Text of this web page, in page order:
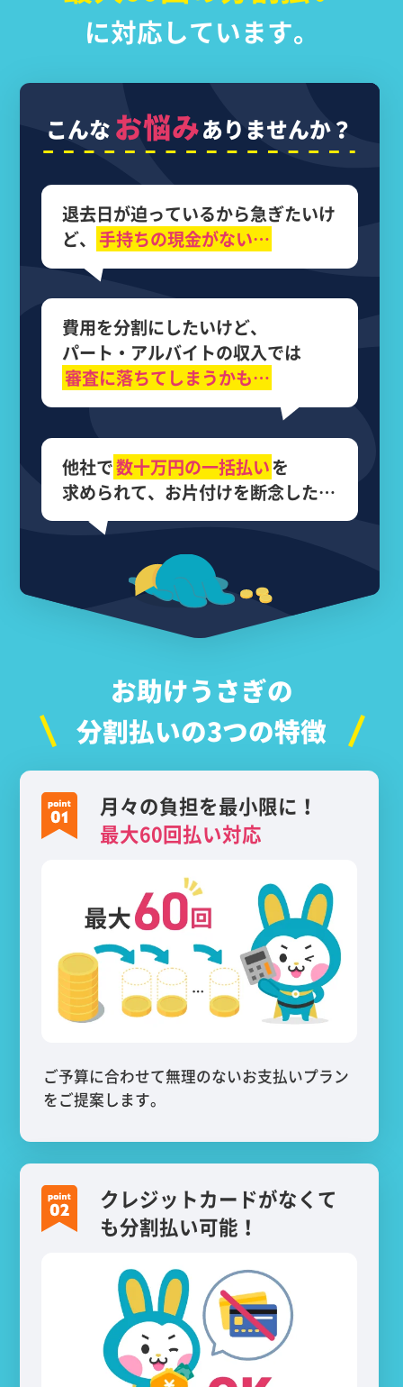
に対応しています。
こんなお悩みありませんか？
退去日が迫っているから急ぎたいけ
ど、 手持ちの現金がない…
費用を分割にしたいけど、
パート・アルバイトの収入では
審査に落ちてしまうかも…
他社で数十万円の一括払いを
求められて、 お片付けを断念した…
お助けうさぎの
分割払いの3つの特徴
月々の負担を最小限に！
最大60回払い対応
ご予算に合わせて無理のないお支払いプラン
をご提案します。
クレジットカードがなくて
も分割払い可能！